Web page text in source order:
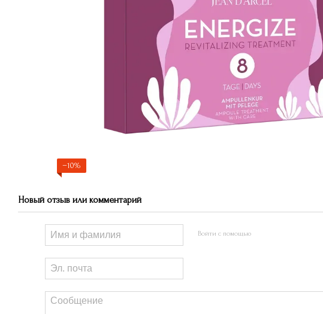
−10%
Новый отзыв или комментарий
Войти с помощью